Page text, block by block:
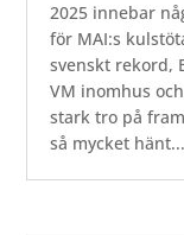
2025 innebar
för MAI:s
svenskt rekord,
VM inomhus
stark tro på
så mycket hänt...